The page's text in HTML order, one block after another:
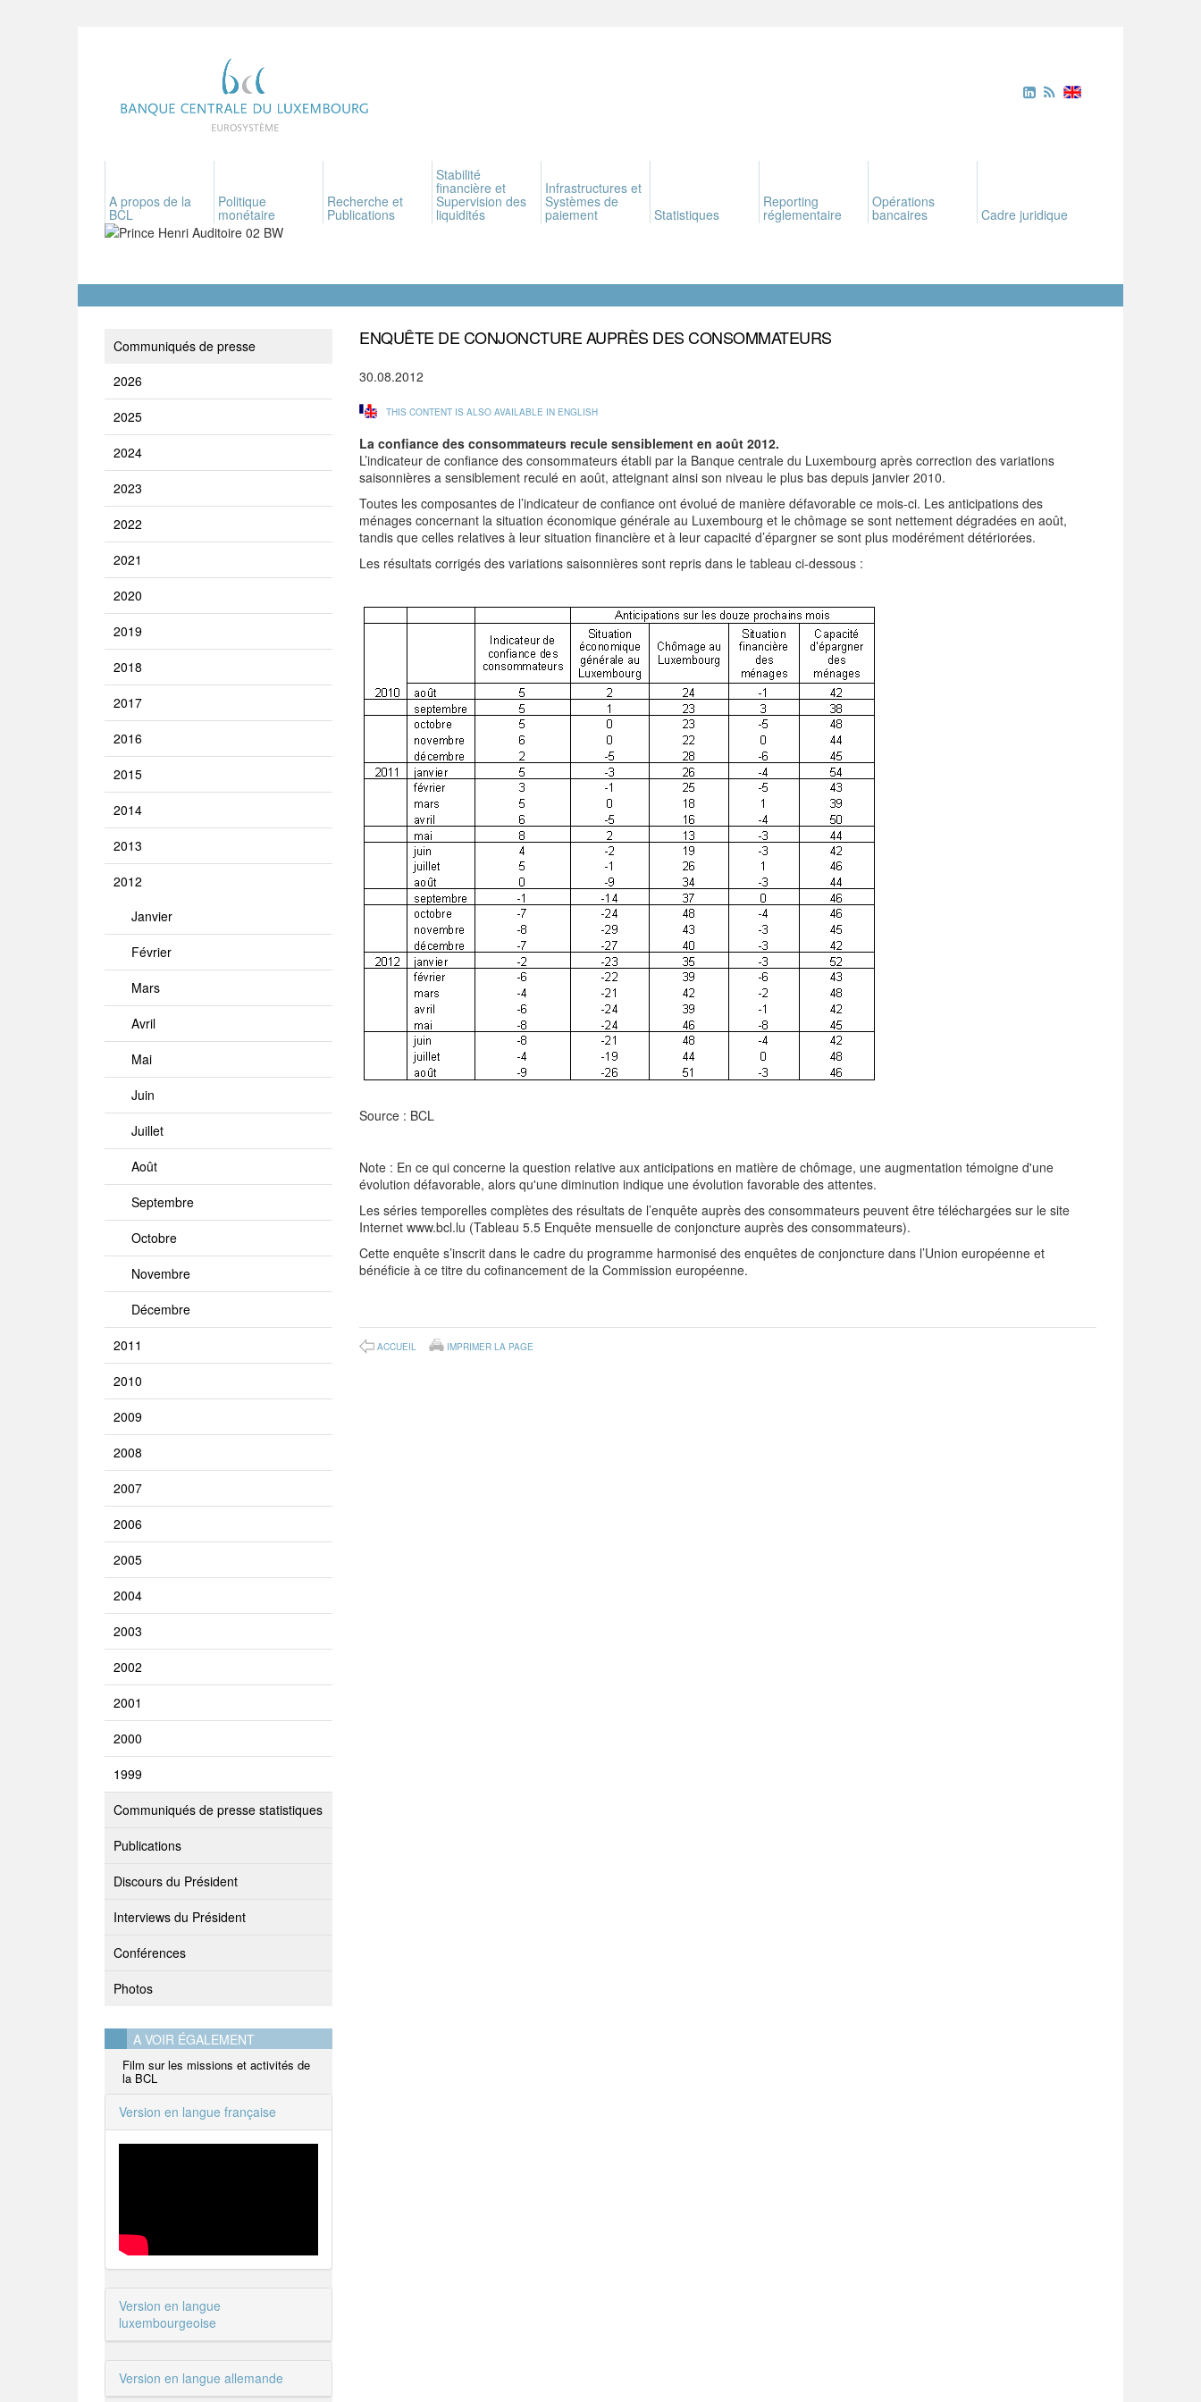
A propos de la
BCL
Politique
monétaire
Recherche et
Publications
Stabilité
financière et
Supervision des
liquidités
Infrastructures et
Systèmes de
paiement Statistiques
Reporting
réglementaire
Opérations
bancaires Cadre juridique
Communiqués de presse
2026
2025
2024
2023
2022
2021
2020
2019
2018
2017
2016
2015
2014
2013
2012
Janvier
Février
Mars
Avril
Mai
Juin
Juillet
Août
Septembre
Octobre
Novembre
Décembre
2011
2010
2009
2008
2007
2006
2005
2004
2003
2002
2001
2000
1999
Communiqués de presse statistiques
Publications
Discours du Président
Interviews du Président
Conférences
Photos
A VOIR ÉGALEMENT
Film sur les missions et activités de
la BCL
Version en langue française
Version en langue
luxembourgeoise
Version en langue allemande
ENQUÊTE DE CONJONCTURE AUPRÈS DES CONSOMMATEURS
30.08.2012
THIS CONTENT IS ALSO AVAILABLE IN ENGLISH
La confiance des consommateurs recule sensiblement en août 2012.
L’indicateur de confiance des consommateurs établi par la Banque centrale du Luxembourg après correction des variations
saisonnières a sensiblement reculé en août, atteignant ainsi son niveau le plus bas depuis janvier 2010.
Toutes les composantes de l’indicateur de confiance ont évolué de manière défavorable ce mois-ci. Les anticipations des
ménages concernant la situation économique générale au Luxembourg et le chômage se sont nettement dégradées en août,
tandis que celles relatives à leur situation financière et à leur capacité d’épargner se sont plus modérément détériorées.
Les résultats corrigés des variations saisonnières sont repris dans le tableau ci-dessous :
Source : BCL
Note : En ce qui concerne la question relative aux anticipations en matière de chômage, une augmentation témoigne d'une
évolution défavorable, alors qu'une diminution indique une évolution favorable des attentes.
Les séries temporelles complètes des résultats de l’enquête auprès des consommateurs peuvent être téléchargées sur le site
Internet www.bcl.lu (Tableau 5.5 Enquête mensuelle de conjoncture auprès des consommateurs).
Cette enquête s’inscrit dans le cadre du programme harmonisé des enquêtes de conjoncture dans l’Union européenne et
bénéficie à ce titre du cofinancement de la Commission européenne.
ACCUEIL IMPRIMER LA PAGE